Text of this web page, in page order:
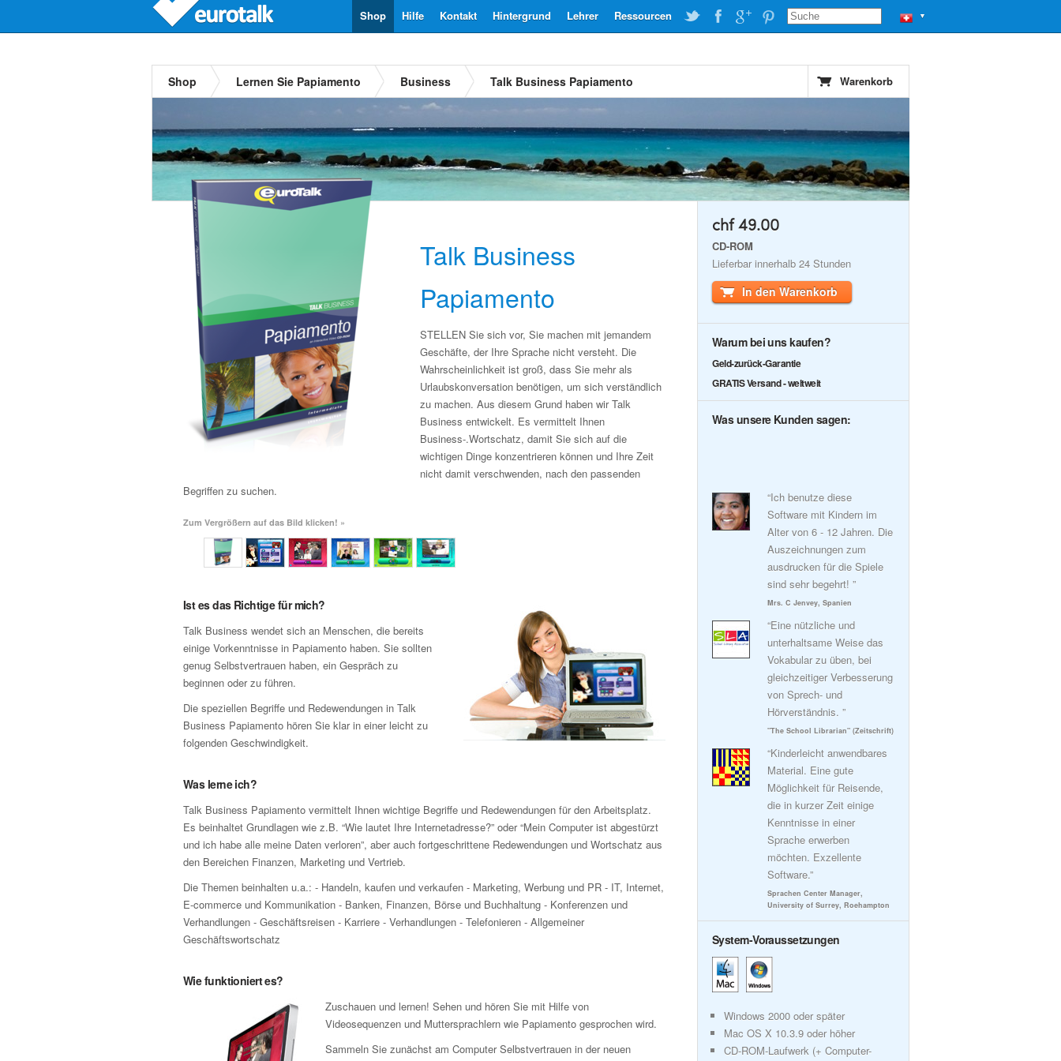
▼
Ressourcen
Lehrer
Hintergrund
Kontakt
Hilfe
Shop
Shop Lernen Sie Papiamento Business Talk Business Papiamento Warenkorb
Talk Business
Papiamento
STELLEN Sie sich vor, Sie machen mit jemandem
Geschäfte, der Ihre Sprache nicht versteht. Die
Wahrscheinlichkeit ist groß, dass Sie mehr als
Urlaubskonversation benötigen, um sich verständlich
zu machen. Aus diesem Grund haben wir Talk
Business entwickelt. Es vermittelt Ihnen
Business-.Wortschatz, damit Sie sich auf die
wichtigen Dinge konzentrieren können und Ihre Zeit
nicht damit verschwenden, nach den passenden
Begriffen zu suchen.
Zum Vergrößern auf das Bild klicken! »
Ist es das Richtige für mich?
Talk Business wendet sich an Menschen, die bereits
einige Vorkenntnisse in Papiamento haben. Sie sollten
genug Selbstvertrauen haben, ein Gespräch zu
beginnen oder zu führen.
Die speziellen Begriffe und Redewendungen in Talk
Business Papiamento hören Sie klar in einer leicht zu
folgenden Geschwindigkeit.
Was lerne ich?
Talk Business Papiamento vermittelt Ihnen wichtige Begriffe und Redewendungen für den Arbeitsplatz.
Es beinhaltet Grundlagen wie z.B. “Wie lautet Ihre Internetadresse?” oder “Mein Computer ist abgestürzt
und ich habe alle meine Daten verloren”, aber auch fortgeschrittene Redewendungen und Wortschatz aus
den Bereichen Finanzen, Marketing und Vertrieb.
Die Themen beinhalten u.a.: - Handeln, kaufen und verkaufen - Marketing, Werbung und PR - IT, Internet,
E-commerce und Kommunikation - Banken, Finanzen, Börse und Buchhaltung - Konferenzen und
Verhandlungen - Geschäftsreisen - Karriere - Verhandlungen - Telefonieren - Allgemeiner
Geschäftswortschatz
Wie funktioniert es?
Zuschauen und lernen! Sehen und hören Sie mit Hilfe von
Videosequenzen und Muttersprachlern wie Papiamento gesprochen wird.
Sammeln Sie zunächst am Computer Selbstvertrauen in der neuen
chf 49.00
CD-ROM
Lieferbar innerhalb 24 Stunden
In den Warenkorb
Warum bei uns kaufen?
Geld-zurück-Garantie
GRATIS Versand - weltweit
Was unsere Kunden sagen:
“Ich benutze diese
Software mit Kindern im
Alter von 6 - 12 Jahren. Die
Auszeichnungen zum
ausdrucken für die Spiele
sind sehr begehrt! ”
Mrs. C Jenvey, Spanien
“Eine nützliche und
unterhaltsame Weise das
Vokabular zu üben, bei
gleichzeitiger Verbesserung
von Sprech- und
Hörverständnis. ”
"The School Librarian" (Zeitschrift)
“Kinderleicht anwendbares
Material. Eine gute
Möglichkeit für Reisende,
die in kurzer Zeit einige
Kenntnisse in einer
Sprache erwerben
möchten. Exzellente
Software.”
Sprachen Center Manager,
University of Surrey, Roehampton
System-Voraussetzungen
Windows 2000 oder später
Mac OS X 10.3.9 oder höher
CD-ROM-Laufwerk (+ Computer-